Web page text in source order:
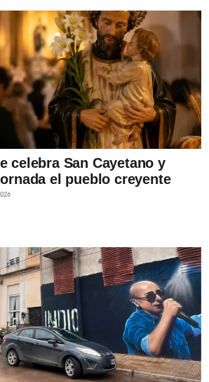
celebra San Cayetano y
el pueblo creyente